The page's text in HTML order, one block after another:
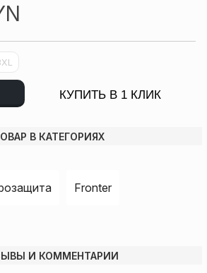
КУПИТЬ В 1 КЛИК
В КАТЕГОРИЯХ
Fronter
И КОММЕНТАРИИ